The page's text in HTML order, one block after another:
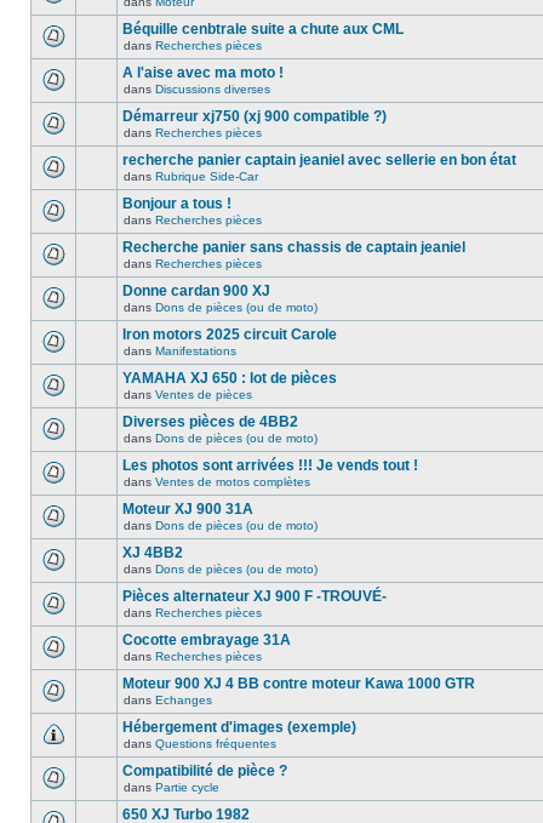
Béquille cenbtrale suite a chute aux CML
dans Recherches pièces
A l'aise avec ma moto !
dans Discussions diverses
Démarreur xj750 (xj 900 compatible ?)
dans Recherches pièces
recherche panier captain jeaniel avec sellerie en bon état
dans Rubrique Side-Car
Bonjour a tous !
dans Recherches pièces
Recherche panier sans chassis de captain jeaniel
dans Recherches pièces
Donne cardan 900 XJ
dans Dons de pièces (ou de moto)
Iron motors 2025 circuit Carole
dans Manifestations
YAMAHA XJ 650 : lot de pièces
dans Ventes de pièces
Diverses pièces de 4BB2
dans Dons de pièces (ou de moto)
Les photos sont arrivées !!! Je vends tout !
dans Ventes de motos complètes
Moteur XJ 900 31A
dans Dons de pièces (ou de moto)
XJ 4BB2
dans Dons de pièces (ou de moto)
Pièces alternateur XJ 900 F -TROUVÉ-
dans Recherches pièces
Cocotte embrayage 31A
dans Recherches pièces
Moteur 900 XJ 4 BB contre moteur Kawa 1000 GTR
dans Echanges
Hébergement d'images (exemple)
dans Questions fréquentes
Compatibilité de pièce ?
dans Partie cycle
650 XJ Turbo 1982